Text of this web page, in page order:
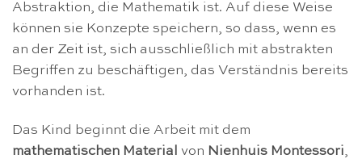
Abstraktion, die Mathematik ist. Auf diese Weise
können sie Konzepte speichern, so dass, wenn es
an der Zeit ist, sich ausschließlich mit abstrakten
Begriffen zu beschäftigen, das Verständnis bereits
vorhanden ist.
Das Kind beginnt die Arbeit mit dem
mathematischen Material von Nienhuis Montessori,